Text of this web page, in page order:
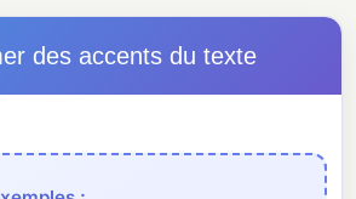
des accents du texte